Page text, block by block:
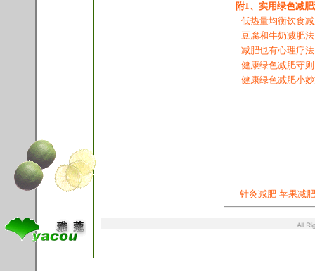
附1、实用绿色减
低热量均衡饮食
豆腐和牛奶减肥法
减肥也有心理疗法
健康绿色减肥守则
健康绿色减肥小
针灸减肥 苹果减肥